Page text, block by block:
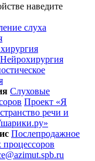
наведите
слуха
Нейрохирургия
Слуховые
Проект «Я
речи и
Послепродажное